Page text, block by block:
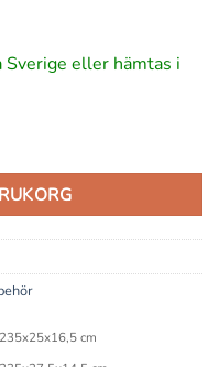
kr.
Sverige eller hämtas i
cm